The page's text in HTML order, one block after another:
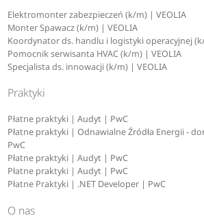
Elektromonter zabezpieczeń (k/m) | VEOLIA
Monter Spawacz (k/m) | VEOLIA
Koordynator ds. handlu i logistyki operacyjnej
Pomocnik serwisanta HVAC (k/m) | VEOLIA
Specjalista ds. innowacji (k/m) | VEOLIA
Praktyki
Płatne praktyki | Audyt | PwC
Płatne praktyki | Odnawialne Źródła Energii -
PwC
Płatne praktyki | Audyt | PwC
Płatne praktyki | Audyt | PwC
Płatne Praktyki | .NET Developer | PwC
O nas